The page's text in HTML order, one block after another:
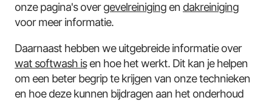
onze pagina's overgevelreiniging en dakreiniging
voor meer informatie.
Daarnaast hebben we uitgebreide informatie over
wat softwash isen hoe het werkt. Dit kan je helpen
om een beter begrip te krijgen van onze technieken
en hoe deze kunnen bijdragen aan het onderhoud